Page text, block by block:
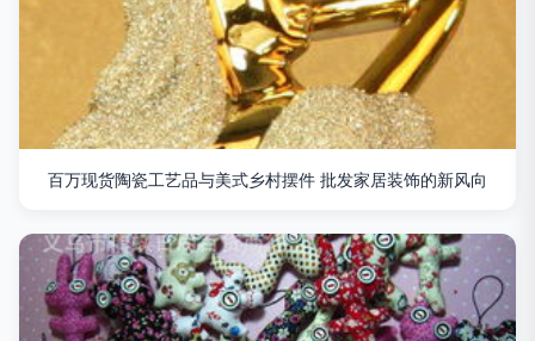
百万现货陶瓷工艺品与美式乡村摆件 批发家居装饰的新风向